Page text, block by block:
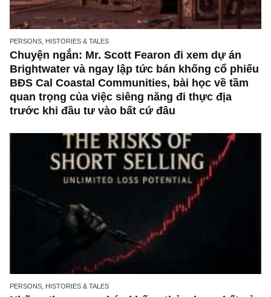
Chuyện ngắn: Mr. Scott Fearon bàn về bẫy
thị lịch sử (historical myopia) và rủi ro khi
tư nhóm commodities mà ít người nhắc đến